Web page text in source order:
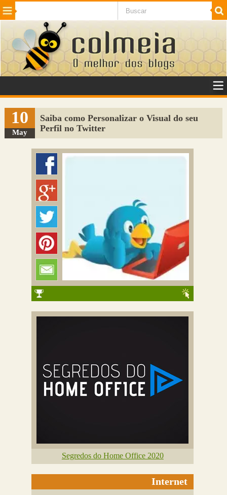
Beleza Cinema e TV
Internet Jogos NotÃ­cias SaÃºde
VeÃ­culos Adulto
Sugerir Link
Adicionar Blog
Colmeia Exchange
10
May
Saiba como Personalizar o Visual do seu
Perfil no Twitter
Segredos do Home Office 2020
Internet